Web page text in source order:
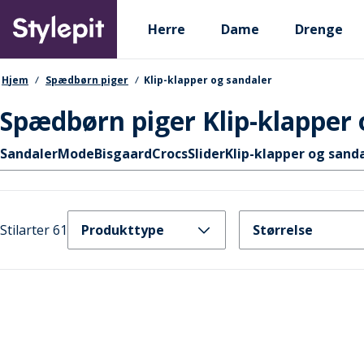
main
content
Primary departments
Herre Dame Drenge
navigationssti
Hjem Spædbørn piger Klip-klapper og sandaler
Spædbørn piger Klip-klapper
Hurtige links
SandalerModeBisgaardCrocsSliderKlip-klapper og
Stilarter 61 Produkttype Størrelse